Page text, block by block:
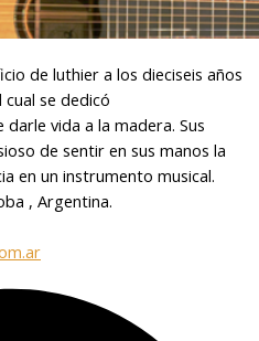
de luthier a los dieciseis años
se dedicó
vida a la madera. Sus
de sentir en sus manos la
en un instrumento musical.
, Argentina.